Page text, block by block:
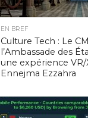
EN BREF
Culture Tech : Le
l’Ambassade des
une expérience
Ennejma Ezzahra